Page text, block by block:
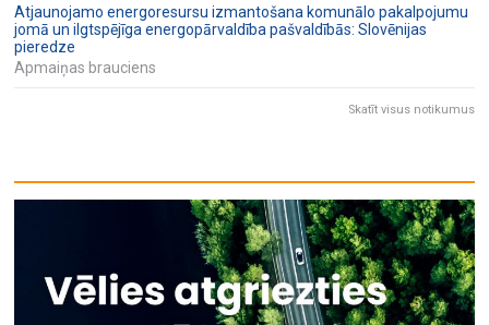
Atjaunojamo energoresursu izmantošana komunālo pakalpojumu
jomā un ilgtspējīga energopārvaldība pašvaldībās: Slovēnijas
pieredze
Apmaiņas brauciens
Skatīt visus notikumus